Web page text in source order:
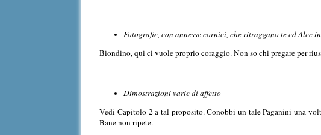
Fotografie, con annesse cornici, che ritraggano te ed Alec
Biondino, qui ci vuole proprio coraggio. Non so chi pregare per
Dimostrazioni varie di affetto
Vedi Capitolo 2 a tal proposito. Conobbi un tale Paganini una
Bane non ripete.